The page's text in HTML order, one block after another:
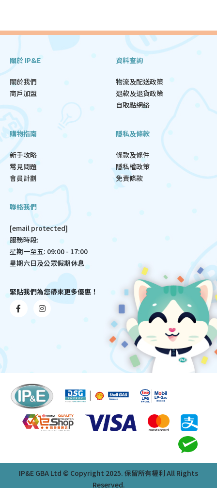
關於 IP&E
關於我們
商戶加盟
資料查詢
物流及配送政策
退款及退貨政策
自取點網絡
購物指南
新手攻略
常見問題
會員計劃
隱私及條款
條款及條件
隱私權政策
免責條款
聯絡我們
[email protected]
服務時段:
星期一至五: 09:00 - 17:00
星期六日及公眾假期休息
緊貼我們為您帶來更多優惠！
IP&E GBA Ltd © Copyright 2025. 保留所有權利 All Rights
Reserved.